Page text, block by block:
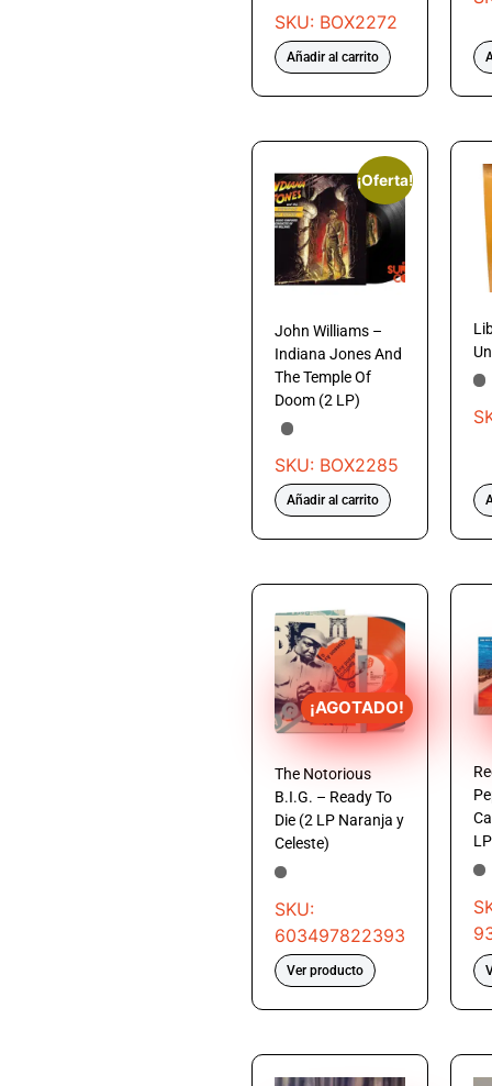
SKU: BOX2272
Añadir al carrito
¡Oferta!
John Williams –
Indiana Jones And
The Temple Of
Doom (2 LP)
SKU: BOX2285
Añadir al carrito
¡AGOTADO!
The Notorious
B.I.G. – Ready To
Die (2 LP Naranja y
Celeste)
SKU:
603497822393
Ver producto